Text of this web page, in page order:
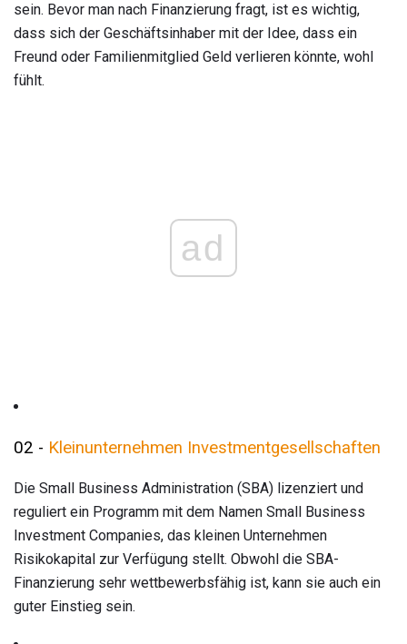
sein. Bevor man nach Finanzierung fragt, ist es wichtig,
dass sich der Geschäftsinhaber mit der Idee, dass ein
Freund oder Familienmitglied Geld verlieren könnte, wohl
fühlt.
ad
02 - Kleinunternehmen Investmentgesellschaften
Die Small Business Administration (SBA) lizenziert und
reguliert ein Programm mit dem Namen Small Business
Investment Companies, das kleinen Unternehmen
Risikokapital zur Verfügung stellt. Obwohl die SBA-
Finanzierung sehr wettbewerbsfähig ist, kann sie auch ein
guter Einstieg sein.